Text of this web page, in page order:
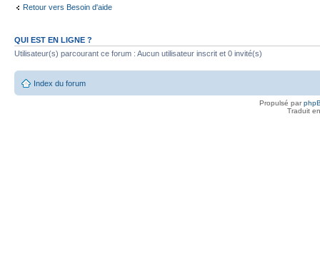
Retour vers Besoin d'aide
QUI EST EN LIGNE ?
Utilisateur(s) parcourant ce forum : Aucun utilisateur inscrit et 0 invité(s)
Index du forum
Propulsé par
Traduit